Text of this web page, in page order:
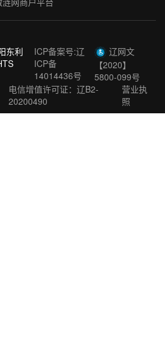
东利
ICP备案号:辽
ICP备
14014436号
辽网文
【2020】
5800-099号
电信增值许可证：辽B2-
20200490
营业执
照